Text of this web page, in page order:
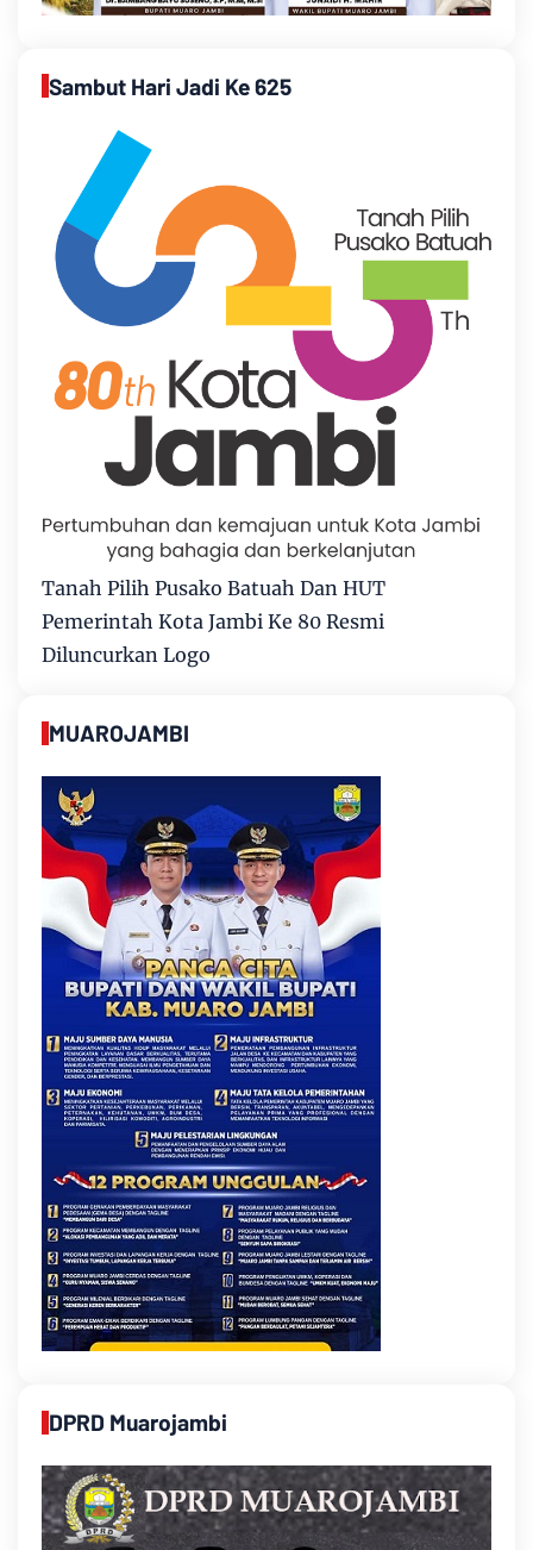
Sambut Hari Jadi Ke 625
Tanah Pilih Pusako Batuah Dan HUT
Pemerintah Kota Jambi Ke 80 Resmi
Diluncurkan Logo
MUAROJAMBI
DPRD Muarojambi